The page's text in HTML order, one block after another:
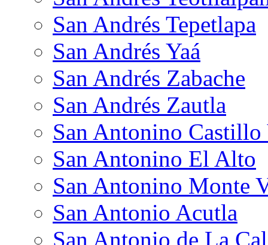
San Andrés Tepetlapa
San Andrés Yaá
San Andrés Zabache
San Andrés Zautla
San Antonino Castillo
San Antonino El Alto
San Antonino Monte
San Antonio Acutla
San Antonio de La Cal